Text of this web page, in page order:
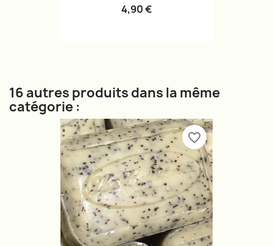
4,90 €
16 autres produits dans la même
catégorie :
favorite_border